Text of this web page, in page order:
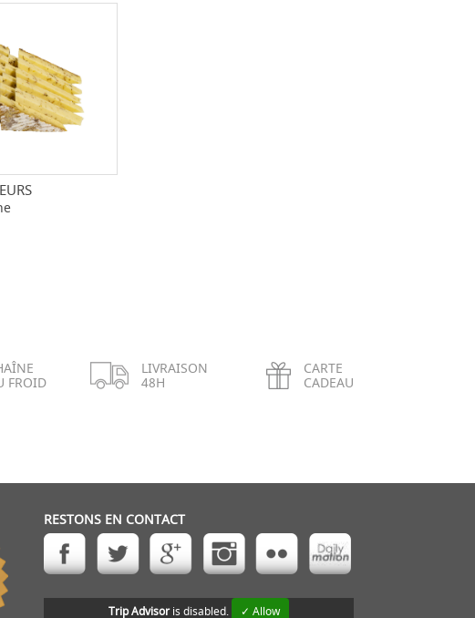
-
FROID
LIVRAISON
48H
CARTE
CADEAU
RESTONS EN CONTACT
Trip Advisoris disabled. ✓ Allow